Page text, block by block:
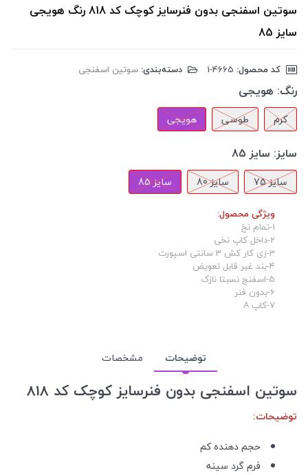
سوتین اسفنجی بدون فنرسایز کوچک کد 818 رنگ هویجی
سایز 85
کد محصول: دسته‌بندی: سوتین اسفنجی
رنگ: هویجی
کرم طوسی هویجی
سایز: سایز 85
سایز 75 سایز 80 سایز 85
ویژگی محصول:
1-تمام نخ
2-داخل کاپ نخی
3-زی کار کش 3 سانتی اسپورت
4-بند غیر قابل تعویض
5-اسفنج نسبتا نازک
6-بدون فنر
7-کاپ A
توضیحات مشخصات
سوتین اسفنجی بدون فنرسایز کوچک کد 818
توضیحات:
حجم دهنده کم
فرم گرد سینه